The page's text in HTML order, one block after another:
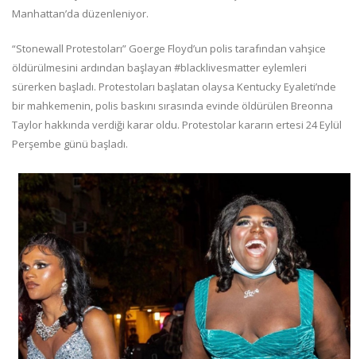
Manhattan’da düzenleniyor.
“Stonewall Protestoları” Goerge Floyd’un polis tarafından vahşice
öldürülmesini ardından başlayan #blacklivesmatter eylemleri
sürerken başladı. Protestoları başlatan olaysa Kentucky Eyaleti’nde
bir mahkemenin, polis baskını sırasında evinde öldürülen Breonna
Taylor hakkında verdiği karar oldu. Protestolar kararın ertesi 24 Eylül
Perşembe günü başladı.